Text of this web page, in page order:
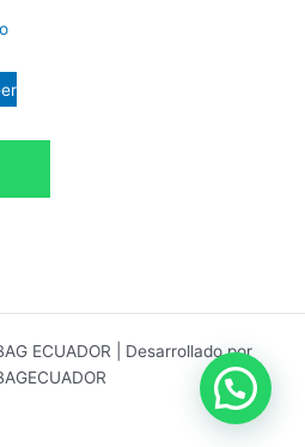
ECUADOR | Desarrollado por